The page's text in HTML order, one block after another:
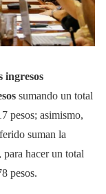
ingresos
sumando un total
pesos; asimismo,
suman la
hacer un total
pesos.